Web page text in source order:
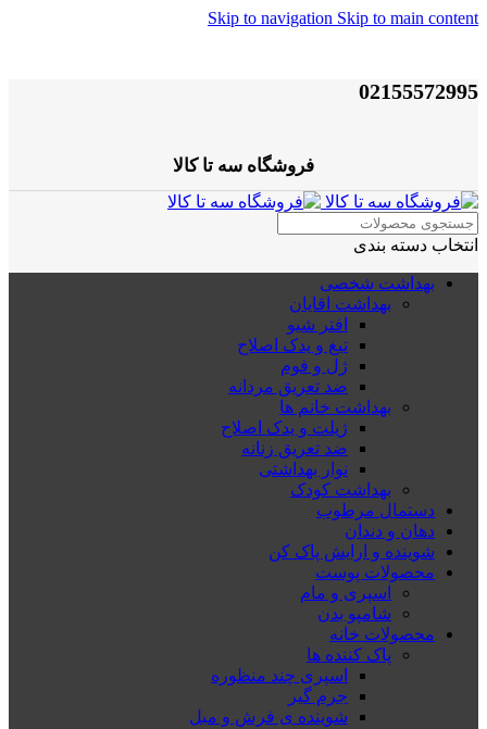
Skip to navigation Skip to main content
02155572995
فروشگاه سه تا کالا
انتخاب دسته بندی
بهداشت شخصی
بهداشت اقایان
افتر شیو
تیغ و یدک اصلاح
ژل و فوم
ضد تعریق مردانه
بهداشت خانم ها
ژیلت و یدک اصلاح
ضد تعریق زنانه
نوار بهداشتی
بهداشت کودک
دستمال مرطوب
دهان و دندان
شوینده و ارایش پاک کن
محصولات پوست
اسپری و مام
شامپو بدن
محصولات خانه
پاک کننده ها
اسپری چند منظوره
جرم گیر
شوینده ی فرش و مبل